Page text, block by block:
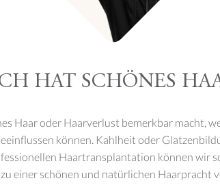
HAT SCHÖNES
Haar oder Haarverlust bemerkbar macht,
können. Kahlheit oder
Haartransplantation können wir
einer schönen und natürlichen Haarpracht